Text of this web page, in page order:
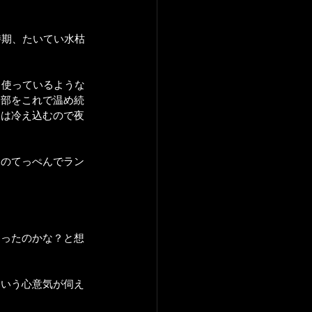
、たいてい水枯
っているような
をこれで温め続
冷え込むので夜
てっぺんでラン
たのかな？と想
う心意気が伺え